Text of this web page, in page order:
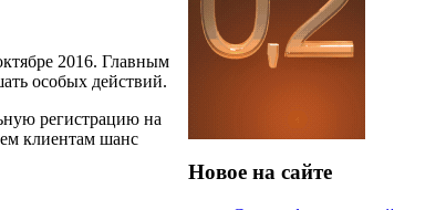
2016. Главным
особых действий.
регистрацию на
клиентам шанс
Новое на сайте